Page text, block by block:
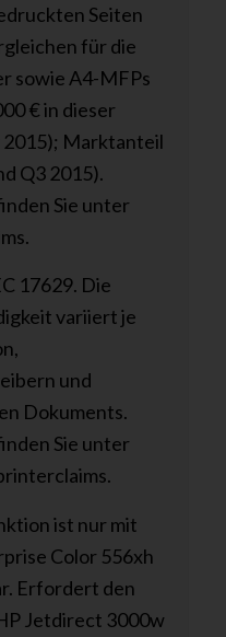
Seiten
für die
sowie A4-MFPs
€ in dieser
2015); Marktanteil
Q3 2015).
Sie unter
17629. Die
variiert je
und
Dokuments.
Sie unter
ist nur mit
Color 556xh
Erfordert den
Jetdirect 3000w